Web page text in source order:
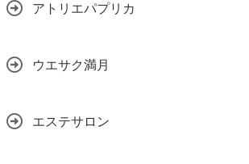
アトリエパプリカ
ウエサク満月
エステサロン